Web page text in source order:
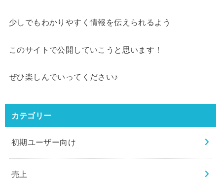
少しでもわかりやすく情報を伝えられるよう
このサイトで公開していこうと思います！
ぜひ楽しんでいってください♪
カテゴリー
初期ユーザー向け
売上